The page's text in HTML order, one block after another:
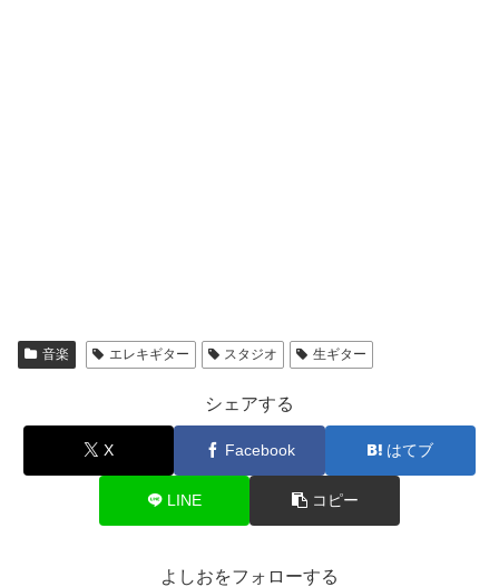
音楽 エレキギター スタジオ 生ギター
シェアする
X Facebook はてブ
LINE コピー
よしおをフォローする